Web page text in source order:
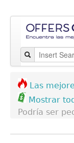
Las
Mostrar
Podría ser